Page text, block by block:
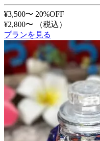
¥3,500〜 20%OFF
¥2,800〜
（税込）
プランを見る